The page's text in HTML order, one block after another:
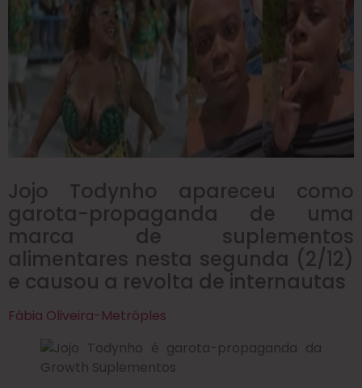
Jojo Todynho apareceu como
garota-propaganda de uma
marca de suplementos
alimentares nesta segunda (2/12)
e causou a revolta de internautas
Fábia Oliveira-Metróples